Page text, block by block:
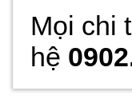
Mọi chi
hệ